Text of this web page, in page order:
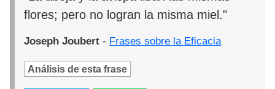
flores; pero no logran la misma miel."
Joseph Joubert - Frases sobre la Eficacia
Análisis de esta frase